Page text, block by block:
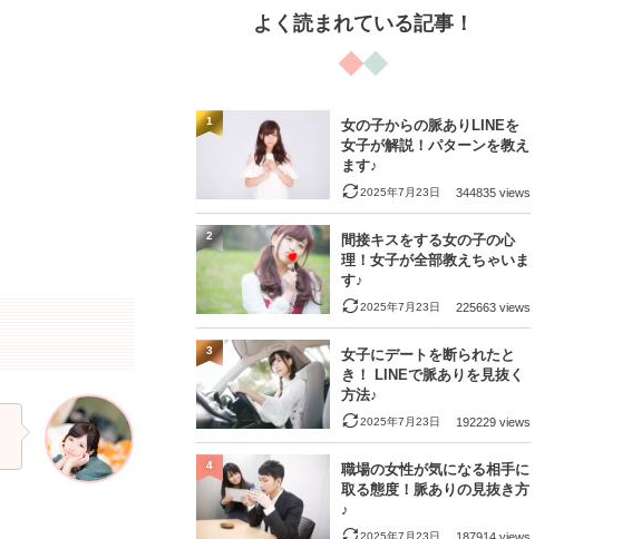
よく読まれている記事！
女の子からの脈ありLINEを
女子が解説！パターンを教え
ます♪
2025年7月23日 344835 views
1
間接キスをする女の子の心
理！女子が全部教えちゃいま
す♪
2025年7月23日 225663 views
2
女子にデートを断られたと
き！ LINEで脈ありを見抜く
方法♪
2025年7月23日 192229 views
3
職場の女性が気になる相手に
取る態度！脈ありの見抜き方
♪
2025年7月23日
4